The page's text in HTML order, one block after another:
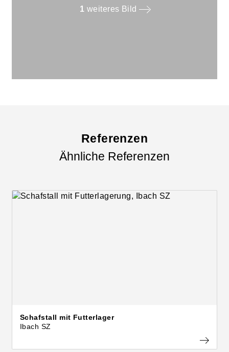
1 weiteres Bild
Referenzen
Ähnliche Referenzen
Schafstall mit Futterlager
Ibach SZ